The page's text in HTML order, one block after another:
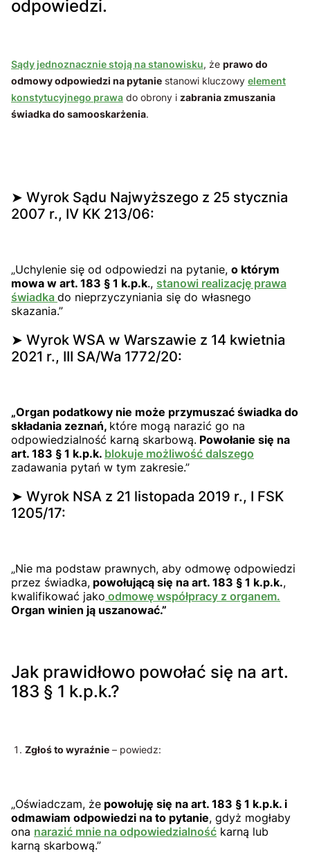
odpowiedzi.
Sądy jednoznacznie stoją na stanowisku, że prawo do
odmowy odpowiedzi na pytanie stanowi kluczowy element
konstytucyjnego prawa do obrony i zabrania zmuszania
świadka do samooskarżenia.
➤ Wyrok Sądu Najwyższego z 25 stycznia
2007 r., IV KK 213/06:
„Uchylenie się od odpowiedzi na pytanie, o którym
mowa w art. 183 § 1 k.p.k., stanowi realizację prawa
świadka do nieprzyczyniania się do własnego
skazania.”
➤ Wyrok WSA w Warszawie z 14 kwietnia
2021 r., III SA/Wa 1772/20:
„Organ podatkowy nie może przymuszać świadka do
składania zeznań, które mogą narazić go na
odpowiedzialność karną skarbową. Powołanie się na
art. 183 § 1 k.p.k. blokuje możliwość dalszego
zadawania pytań w tym zakresie.”
➤ Wyrok NSA z 21 listopada 2019 r., I FSK
1205/17:
„Nie ma podstaw prawnych, aby odmowę odpowiedzi
przez świadka, powołującą się na art. 183 § 1 k.p.k.,
kwalifikować jako odmowę współpracy z organem.
Organ winien ją uszanować.”
Jak prawidłowo powołać się na art.
183 § 1 k.p.k.?
Zgłoś to wyraźnie – powiedz:
„Oświadczam, że powołuję się na art. 183 § 1 k.p.k. i
odmawiam odpowiedzi na to pytanie, gdyż mogłaby
ona narazić mnie na odpowiedzialność karną lub
karną skarbową.”